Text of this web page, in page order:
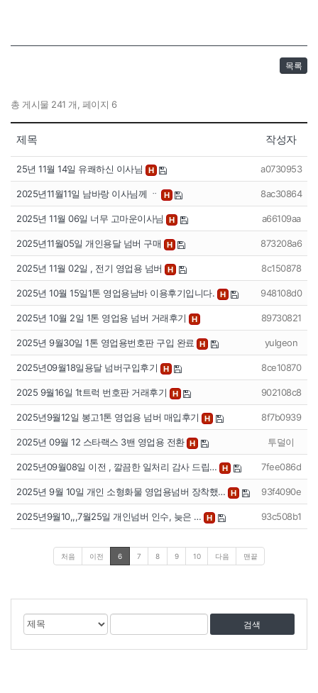
목록
총 게시물 241 개, 페이지 6
제목 작성자
25년 11월 14일 유쾌하신 이사님 H a0730953
2025년11월11일 남바랑 이사님께 ᆢ H 8ac30864
2025년 11월 06일 너무 고마운이사님 H a66109aa
2025년11월05일 개인용달 넘버 구매 H 873208a6
2025년 11월 02일 , 전기 영업용 넘버 H 8c150878
2025년 10월 15일1톤 영업용남바 이용후기입니다. H 948108d0
2025년 10월 2일 1톤 영업용 넘버 거래후기 H 89730821
2025년 9월30일 1톤 영업용번호판 구입 완료 H yulgeon
2025년09월18일용달 넘버구입후기 H 8ce10870
2025 9월16일 1t트럭 번호판 거래후기 H 902108c8
2025년9월12일 봉고1톤 영업용 넘버 매입후기 H 8f7b0939
2025년 09월 12 스타랙스 3밴 영업용 전환 H 투덜이
2025년09월08일 이전 , 깔끔한 일처리 감사 드립… H 7fee086d
2025년 9월 10일 개인 소형화물 영업용넘버 장착했… H 93f4090e
2025년9월10,,,7월25일 개인넘버 인수, 늦은 … H 93c508b1
처음 이전 6 7 8 9 10 다음 맨끝
게
물
검
색
대
검
어